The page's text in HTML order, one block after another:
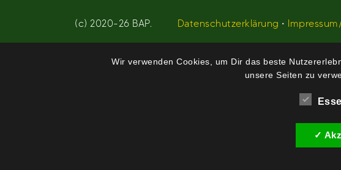
(c) 2020-26 BAP. Datenschutzerklärung •
Wir verwenden Cookies, um Dir das beste
unsere Seiten zu
✓